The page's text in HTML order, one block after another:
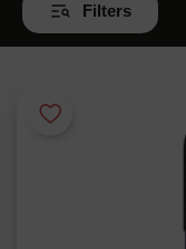
Filters
Wis
alle